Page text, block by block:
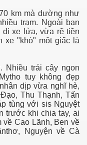
km mà dường như
trạm. Ngoài bạn
đi xe lửa, vừa rẽ tiền
xe "khò" một giấc là
Nhiều trái cây ngon
tuy không đẹp
dịp vừa nghĩ hè,
Thu Thạnh, Tấn
tùng với sis Nguyệt
trước khi chia tay, ai
về Cao Lãnh, Ben về
Nguyện về Cà